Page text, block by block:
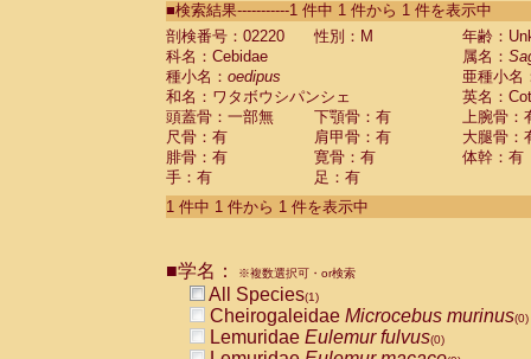
CebidaeSaguinus labiatus(0)
Cebidae Saguinus leucopus (0)
Cebidae
Cebidae
CebidaeSaguinus nigricollis (0)
Cebidae Saguinus oedipus
Cebidae Saguinus weddelli
Cebidae Saguinusspp.
Cebidae Aotus trivirgatus
Cebidae Cebus albifrons
CebidaeCebus nigrivittatus
CebidaeCebus
CebidaeSaimiri boliviensis(0)
CebidaeSaimiri sciureus(0)
■検索結果-----------1 件中 1 件から 1 件を表示中
剖検番号：02220
性別：M
年齢：
科名：Cebidae
属名：
種小名： oedipus
亜種小名
和名：ワタボウシパンシェ
英名：
頭蓋骨：一部無
下顎骨：有
上腕骨：
尺骨：有
肩甲骨：有
大腿骨：
腓骨：有
寛骨：有
体幹：有
手：有
足：有
1 件中 1 件から 1 件を表示中
■学名： ※複数選択可・or検索
All Species(1)
Cheirogaleidae Microcebus murinus(0)
Lemuridae Eulemur fulvus(0)